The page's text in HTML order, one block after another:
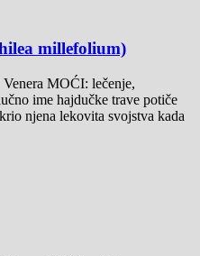
millefolium)
MOĆI: lečenje,
ime hajdučke trave potiče
njena lekovita svojstva kada